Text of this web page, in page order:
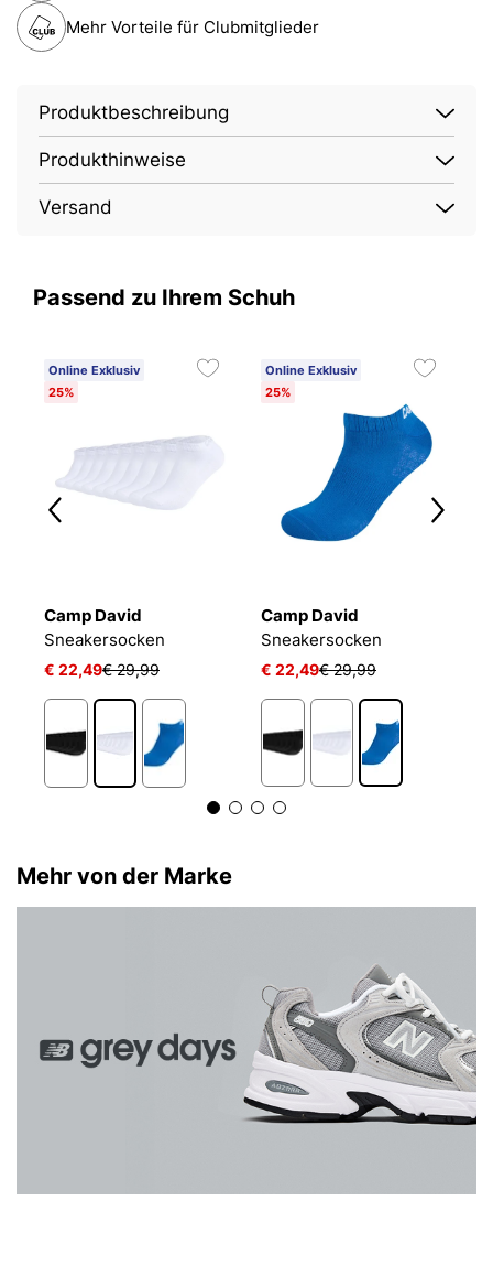
Mehr Vorteile für Clubmitglieder
Produktbeschreibung
Produkthinweise
Versand
Passend zu Ihrem Schuh
Online Exklusiv
25%
Camp David
Sneakersocken
€ 22,49€ 29,99
Online Exklusiv
25%
Camp David
Sneakersocken
€ 22,49€ 29,99
Mehr von der Marke